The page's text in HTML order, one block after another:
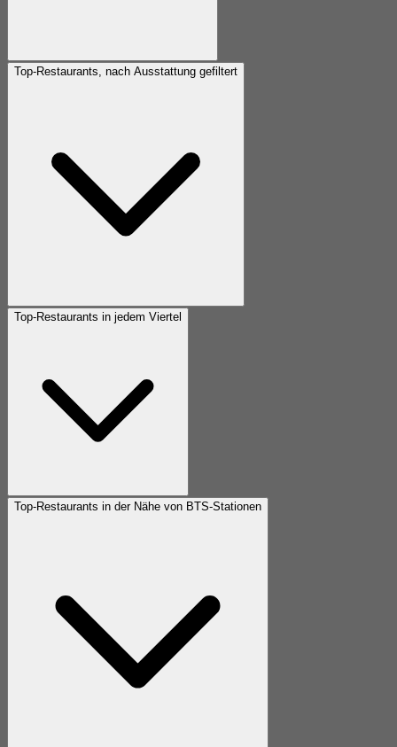
Top-Restaurants, nach Ausstattung gefiltert
Top-Restaurants in jedem Viertel
Top-Restaurants in der Nähe von BTS-Stationen